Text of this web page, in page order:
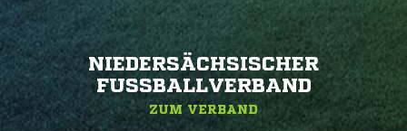
NIEDERSÄCHSISCHER
FUSSBALLVERBAND
ZUM VERBAND